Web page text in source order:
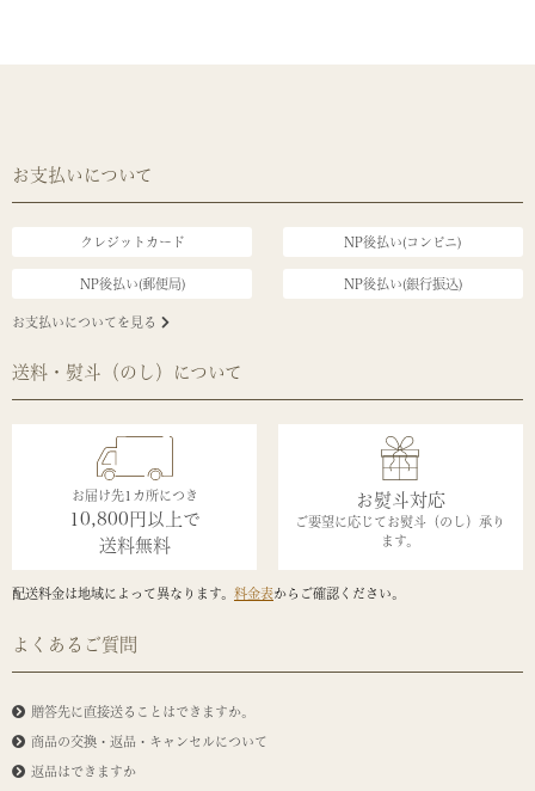
お支払いについて
クレジットカード NP後払い(コンビニ)
NP後払い(郵便局) NP後払い(銀行振込)
お支払いについてを見る
送料・熨斗（のし）について
お届け先1カ所につき
10,800円以上で
送料無料
お熨斗対応
ご要望に応じてお熨斗（のし）承り
ます。
配送料金は地域によって異なります。 料金表からご確認ください。
よくあるご質問
贈答先に直接送ることはできますか。
商品の交換・返品・キャンセルについて
返品はできますか